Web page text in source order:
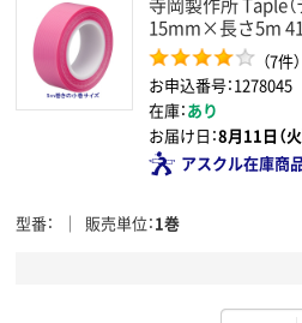
15mm×長さ5m
（7件）
お申込番号：1278045
在庫：あり
お届け日：8月11日（火
アスクル在庫商
型番 販売単位 1巻